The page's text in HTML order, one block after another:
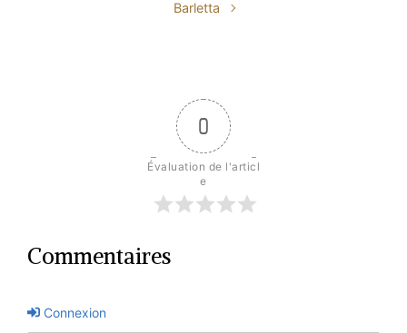
Barletta
0
Évaluation de l'articl
e
Commentaires
Connexion